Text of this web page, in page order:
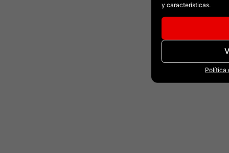
y características.
Política